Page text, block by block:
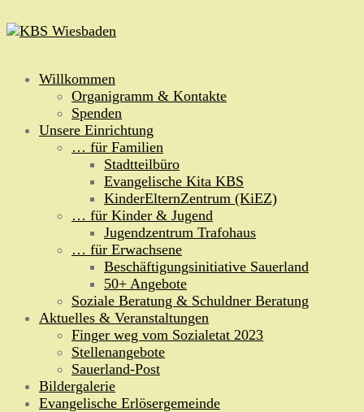
Inhalt
Willkommen
Organigramm & Kontakte
Spenden
Unsere Einrichtung
… für Familien
Stadtteilbüro
Evangelische Kita KBS
KinderElternZentrum (KiEZ)
… für Kinder & Jugend
Jugendzentrum Trafohaus
… für Erwachsene
Beschäftigungsinitiative Sauerland
50+ Angebote
Soziale Beratung & Schuldner Beratung
Aktuelles & Veranstaltungen
Finger weg vom Sozialetat 2023
Stellenangebote
Sauerland-Post
Bildergalerie
Evangelische Erlösergemeinde